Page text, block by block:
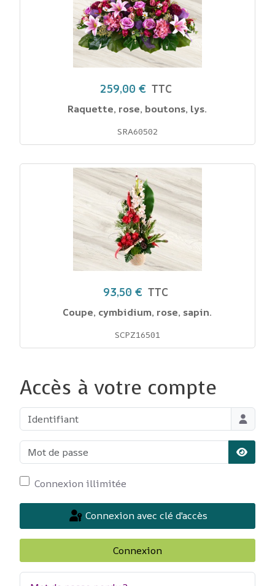
259,00 € TTC
Raquette, rose, boutons, lys.
SRA60502
93,50 € TTC
Coupe, cymbidium, rose, sapin.
SCPZ16501
Accès à votre compte
Identifiant
Mot de passe
Connexion illimitée
Connexion avec clé d'accès
Connexion